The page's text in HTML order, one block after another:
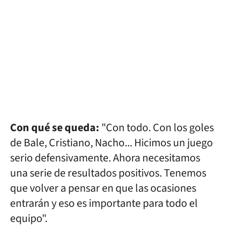
Con qué se queda:"Con todo. Con los goles
de Bale, Cristiano, Nacho... Hicimos un juego
serio defensivamente. Ahora necesitamos
una serie de resultados positivos. Tenemos
que volver a pensar en que las ocasiones
entrarán y eso es importante para todo el
equipo".